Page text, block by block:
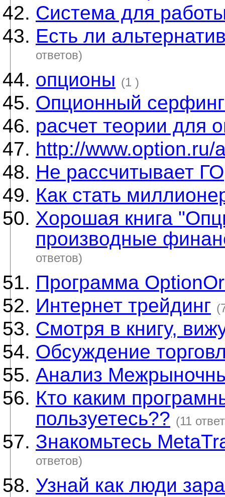
Система для
Есть ли
ответов)
опционы (1 )
Опционный
расчет теории для
http://www.option.ru/
Не рассчитывает ГО
Как стать
Хорошая книга
производные
ответов)
Программа
Интернет трейдинг
Смотря в книгу,
Обсуждение
Анализ
Кто каким
пользуетесь?? (11
Знакомьтесь
ответов)
Узнай как люди